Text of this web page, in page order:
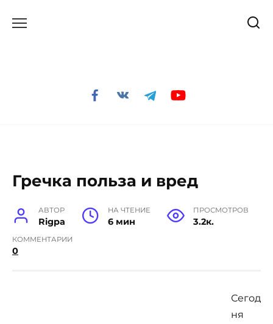
Гречка польза и вред
АВТОР
Rigpa
НА ЧТЕНИЕ
6 мин
ПРОСМОТРОВ
3.2к.
КОММЕНТАРИИ
0
Сегод
ня